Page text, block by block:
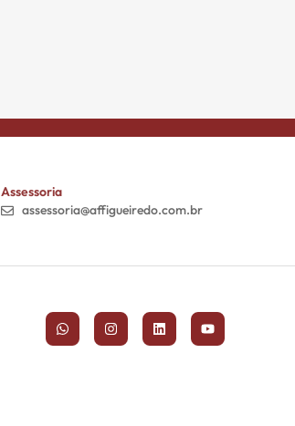
Assessoria
assessoria@affigueiredo.com.br